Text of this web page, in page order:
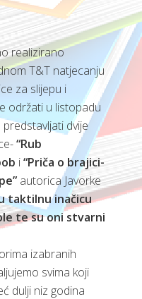
realizirano
T&T natjecanju
za slijepu i
održati u listopadu
dvije
“Rub
i“Priča o brajici-
autorica Javorke
taktilnu inačicu
te su oni stvarni
izabranih
svima koji
dulji niz godina